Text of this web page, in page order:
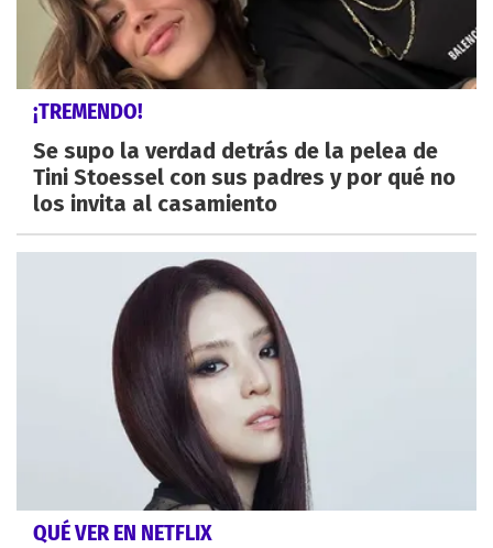
¡TREMENDO!
Se supo la verdad detrás de la pelea de
Tini Stoessel con sus padres y por qué no
los invita al casamiento
QUÉ VER EN NETFLIX